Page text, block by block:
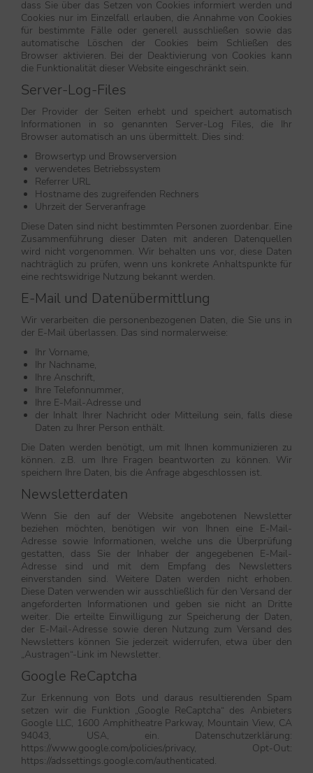
dass Sie über das Setzen von Cookies informiert werden und
Cookies nur im Einzelfall erlauben, die Annahme von Cookies
für bestimmte Fälle oder generell ausschließen sowie das
automatische Löschen der Cookies beim Schließen des
Browser aktivieren. Bei der Deaktivierung von Cookies kann
die Funktionalität dieser Website eingeschränkt sein.
Server-Log-Files
Der Provider der Seiten erhebt und speichert automatisch
Informationen in so genannten Server-Log Files, die Ihr
Browser automatisch an uns übermittelt. Dies sind:
Browsertyp und Browserversion
verwendetes Betriebssystem
Referrer URL
Hostname des zugreifenden Rechners
Uhrzeit der Serveranfrage
Diese Daten sind nicht bestimmten Personen zuordenbar. Eine
Zusammenführung dieser Daten mit anderen Datenquellen
wird nicht vorgenommen. Wir behalten uns vor, diese Daten
nachträglich zu prüfen, wenn uns konkrete Anhaltspunkte für
eine rechtswidrige Nutzung bekannt werden.
E-Mail und Datenübermittlung
Wir verarbeiten die personenbezogenen Daten, die Sie uns in
der E-Mail überlassen. Das sind normalerweise:
Ihr Vorname,
Ihr Nachname,
Ihre Anschrift,
Ihre Telefonnummer,
Ihre E-Mail-Adresse und
der Inhalt Ihrer Nachricht oder Mitteilung sein, falls diese
Daten zu Ihrer Person enthält.
Die Daten werden benötigt, um mit Ihnen kommunizieren zu
können. z.B. um Ihre Fragen beantworten zu können. Wir
speichern Ihre Daten, bis die Anfrage abgeschlossen ist.
Newsletterdaten
Wenn Sie den auf der Website angebotenen Newsletter
beziehen möchten, benötigen wir von Ihnen eine E-Mail-
Adresse sowie Informationen, welche uns die Überprüfung
gestatten, dass Sie der Inhaber der angegebenen E-Mail-
Adresse sind und mit dem Empfang des Newsletters
einverstanden sind. Weitere Daten werden nicht erhoben.
Diese Daten verwenden wir ausschließlich für den Versand der
angeforderten Informationen und geben sie nicht an Dritte
weiter. Die erteilte Einwilligung zur Speicherung der Daten,
der E-Mail-Adresse sowie deren Nutzung zum Versand des
Newsletters können Sie jederzeit widerrufen, etwa über den
„Austragen“-Link im Newsletter.
Google ReCaptcha
Zur Erkennung von Bots und daraus resultierenden Spam
setzen wir die Funktion „Google ReCaptcha“ des Anbieters
Google LLC, 1600 Amphitheatre Parkway, Mountain View, CA
94043, USA, ein. Datenschutzerklärung:
https://www.google.com/policies/privacy, Opt-Out:
https://adssettings.google.com/authenticated.